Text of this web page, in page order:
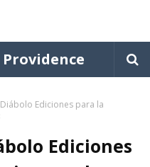
Ediciones para la
Ediciones